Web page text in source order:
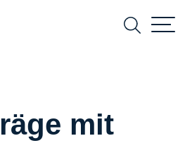
Suchen
mit